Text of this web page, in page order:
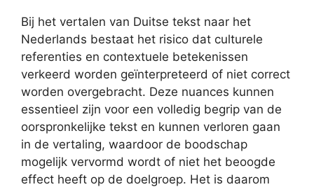
Bij het vertalen van Duitse tekst naar het
Nederlands bestaat het risico dat culturele
referenties en contextuele betekenissen
verkeerd worden geïnterpreteerd of niet correct
worden overgebracht. Deze nuances kunnen
essentieel zijn voor een volledig begrip van de
oorspronkelijke tekst en kunnen verloren gaan
in de vertaling, waardoor de boodschap
mogelijk vervormd wordt of niet het beoogde
effect heeft op de doelgroep. Het is daarom